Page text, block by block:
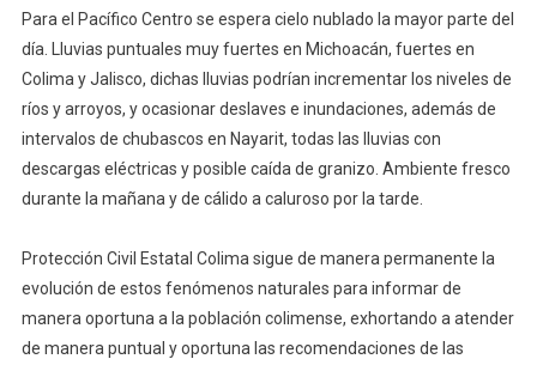
Para el Pacífico Centro se espera cielo nublado la mayor parte del
día. Lluvias puntuales muy fuertes en Michoacán, fuertes en
Colima y Jalisco, dichas lluvias podrían incrementar los niveles de
ríos y arroyos, y ocasionar deslaves e inundaciones, además de
intervalos de chubascos en Nayarit, todas las lluvias con
descargas eléctricas y posible caída de granizo. Ambiente fresco
durante la mañana y de cálido a caluroso por la tarde.
Protección Civil Estatal Colima sigue de manera permanente la
evolución de estos fenómenos naturales para informar de
manera oportuna a la población colimense, exhortando a atender
de manera puntual y oportuna las recomendaciones de las